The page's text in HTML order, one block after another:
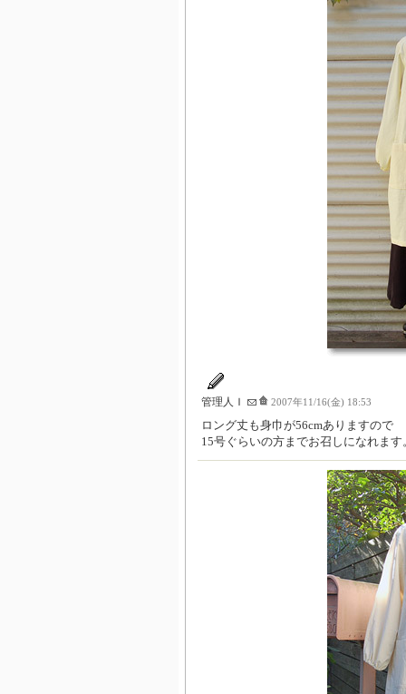
管理人Ｉ 2007年11/16(金) 18:53
ロング丈も身巾が56cmありますので
15号ぐらいの方までお召しになれます